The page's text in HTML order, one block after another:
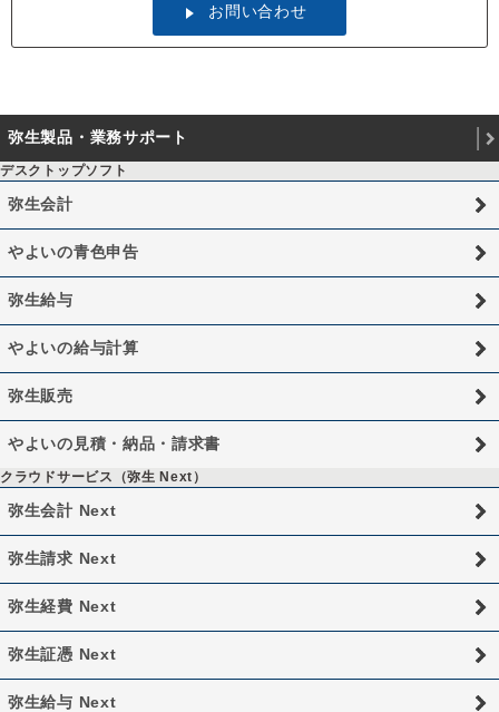
お問い合わせ
弥生製品・業務サポート
デスクトップソフト
弥生会計
やよいの青色申告
弥生給与
やよいの給与計算
弥生販売
やよいの見積・納品・請求書
クラウドサービス（弥生 Next）
弥生会計 Next
弥生請求 Next
弥生経費 Next
弥生証憑 Next
弥生給与 Next